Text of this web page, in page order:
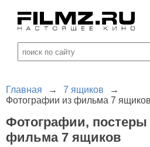
Главная → 7 ящиков
→
Фотографии из фильма 7 ящиков
Фотографии,
фильма 7 ящиков